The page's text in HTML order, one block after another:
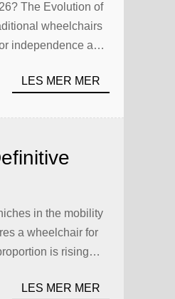
The Evolution of
wheelchairs
independence and
LES MER MER
in the mobility
a wheelchair for
is rising
LES MER MER